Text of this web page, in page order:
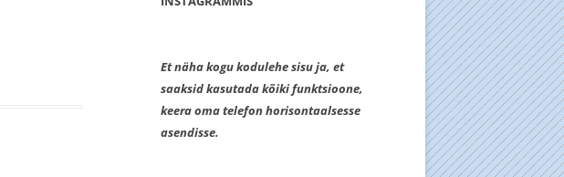
Et näha kogu kodulehe sisu ja, et
saaksid kasutada kõiki funktsioone,
keera oma telefon horisontaalsesse
asendisse.